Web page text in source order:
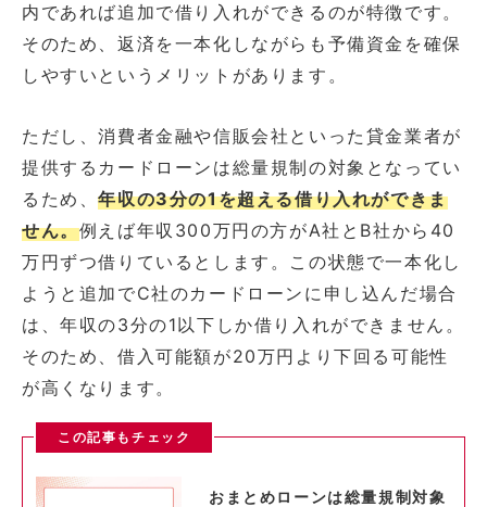
内であれば追加で借り入れができるのが特徴です。
そのため、返済を一本化しながらも予備資金を確保
しやすいというメリットがあります。
ただし、消費者金融や信販会社といった貸金業者が
提供するカードローンは総量規制の対象となってい
るため、年収の3分の1を超える借り入れができま
せん。例えば年収300万円の方がA社とB社から40
万円ずつ借りているとします。この状態で一本化し
ようと追加でC社のカードローンに申し込んだ場合
は、年収の3分の1以下しか借り入れができません。
そのため、借入可能額が20万円より下回る可能性
が高くなります。
この記事もチェック
おまとめローンは総量規制対象